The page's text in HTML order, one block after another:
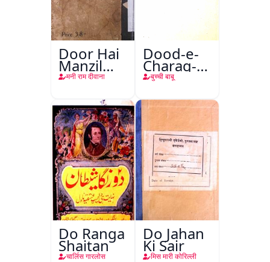
Door Hai
Manzil
Teri
मनी राम दीवाना
Dood-e-
Charag-e-
Mahfil
बुच्ची बाबू
Do Ranga
Shaitan
चार्लिस गारलोस
Do Jahan
Ki Sair
मिस मारी कोरिल्ली